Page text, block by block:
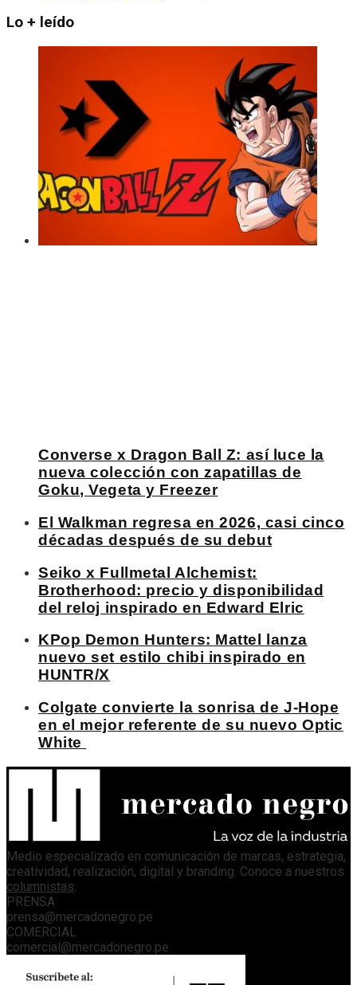
Lo + leído
Converse x Dragon Ball Z: así luce la
nueva colección con zapatillas de
Goku, Vegeta y Freezer
El Walkman regresa en 2026, casi cinco
décadas después de su debut
Seiko x Fullmetal Alchemist:
Brotherhood: precio y disponibilidad
del reloj inspirado en Edward Elric
KPop Demon Hunters: Mattel lanza
nuevo set estilo chibi inspirado en
HUNTR/X
Colgate convierte la sonrisa de J-Hope
en el mejor referente de su nuevo Optic
White
Medio especializado en comunicación de marcas, estrategia,
creatividad, realización, digital y branding. Conoce a nuestros
columnistas
PRENSA
prensa@mercadonegro.pe
COMERCIAL
comercial@mercadonegro.pe